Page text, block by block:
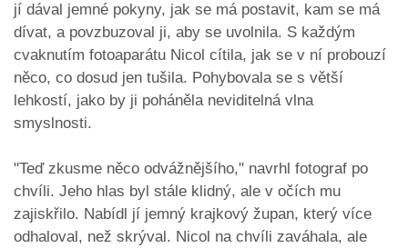
jí dával jemné pokyny, jak se má postavit, kam se má
dívat, a povzbuzoval ji, aby se uvolnila. S každým
cvaknutím fotoaparátu Nicol cítila, jak se v ní probouzí
něco, co dosud jen tušila. Pohybovala se s větší
lehkostí, jako by ji poháněla neviditelná vlna
smyslnosti.
"Teď zkusme něco odvážnějšího," navrhl fotograf po
chvíli. Jeho hlas byl stále klidný, ale v očích mu
zajiskřilo. Nabídl jí jemný krajkový župan, který více
odhaloval, než skrýval. Nicol na chvíli zaváhala, ale